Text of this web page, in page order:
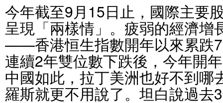
今年截至9月15日止，國際主要
呈現「兩樣情」。疲弱的經濟增
——香港恒生指數開年以來累跌
連續2年雙位數下跌後，今年開
中國如此，拉丁美洲也好不到哪
羅斯就更不用說了。坦白說過去